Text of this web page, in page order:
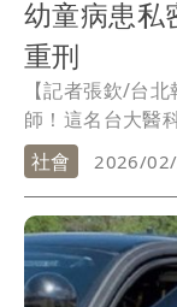
幼童病患私
重刑
【記者張欽/台
師！這名台大醫
市一家連鎖婦產
大量的幼童性影
的電腦、隨身碟
還有許多未成年
禁見獲准，今依
褻行為影片等罪
社會 2026/